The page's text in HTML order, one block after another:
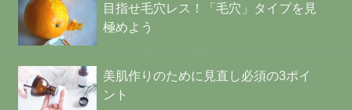
目指せ毛穴レス！「毛穴」タイプを見
極めよう
美肌作りのために見直し必須の3ポイ
ント